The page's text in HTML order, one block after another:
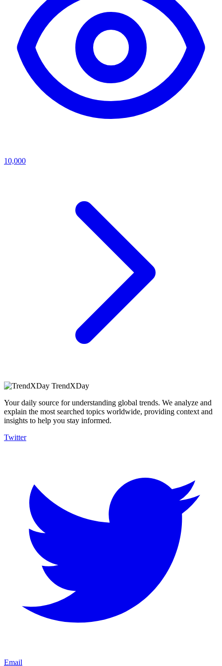
10,000
TrendXDay
Your daily source for understanding global trends. We analyze and
explain the most searched topics worldwide, providing context and
insights to help you stay informed.
Twitter
Email